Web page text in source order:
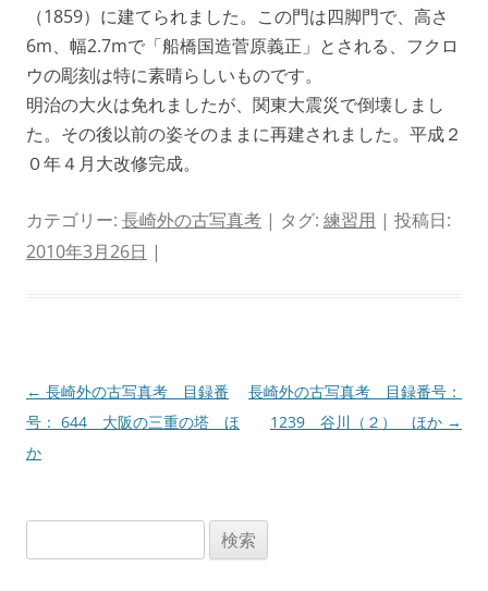
（1859）に建てられました。この門は四脚門で、高さ
6m、幅2.7mで「船橋国造菅原義正」とされる、フクロ
ウの彫刻は特に素晴らしいものです。
明治の大火は免れましたが、関東大震災で倒壊しまし
た。その後以前の姿そのままに再建されました。平成２
０年４月大改修完成。
カテゴリー: 長崎外の古写真考 | タグ: 練習用 | 投稿日:
2010年3月26日 |
投
稿
ナ
← 長崎外の古写真考 目録番
号： 644 大阪の三重の塔 ほ
か
長崎外の古写真考 目録番号：
1239 谷川（２） ほか →
索: